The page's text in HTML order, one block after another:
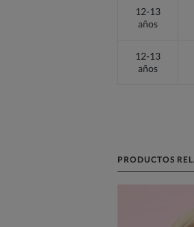
12-13
años
12-13
años
PRODUCTOS